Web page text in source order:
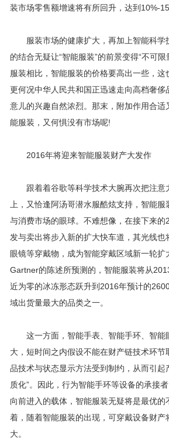
装市场零售额增速将有所回升，达到10%-
服装市场的健康扩大，再加上智能科学
的结合无疑让“智能服装”的前景变得“不可
服装相比，智能服装的价格要高出一些，这
更何况中华人民共和国正迅速走向高档奢侈
意儿的兴趣自然浓烈。那末，附加作用合适
能服装，又何惧没有市场呢!
2016年将迎来智能服装财产大发作
跟着着谷歌等科学技术大腕再次把注意
上，又恰逢阿汤哥潜水服酷炫支持，智能服
与消费市场的眼球。不难想像，在接下来
发与卖出将步入新的扩大快车道，其光线也
眼镜等穿戴物，成为智能穿戴区域新一轮扩
Gartner的陈述所预测的，智能服装将从
近为零的冰冻形态跃升到2016年预计的
域出货量最大的品类之一。
这一方面，智能手表、智能手环、智能
大，短时间之内假设不能在财产链技术环
品技术与状态显示方法受到制约，从而引起
质化”。因此，行为智能手环等设备的承接
向前进入的载体，智能服装无疑将是最优的
着，随着智能服装的出现，可穿戴设备财产
大。